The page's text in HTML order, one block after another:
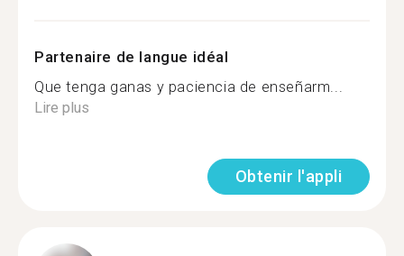
Partenaire de langue idéal
Que tenga ganas y paciencia de enseñarm...
Lire plus
Obtenir l'appli